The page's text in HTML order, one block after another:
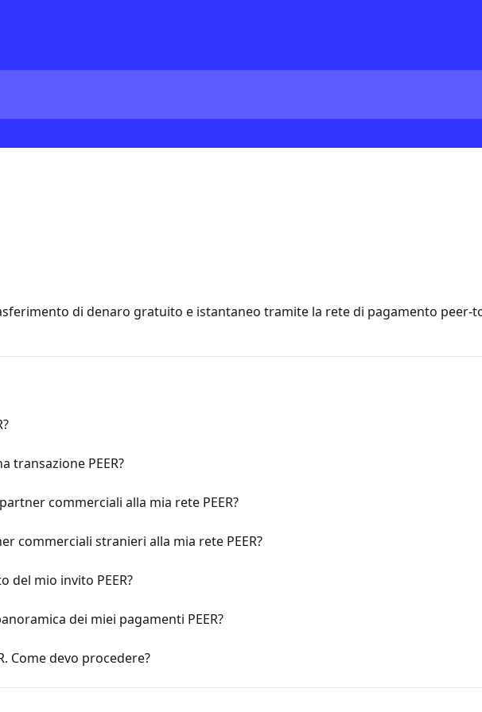
di denaro gratuito e istantaneo tramite la rete di pagamento peer-
transazione PEER?
commerciali alla mia rete PEER?
commerciali stranieri alla mia rete PEER?
del mio invito PEER?
dei miei pagamenti PEER?
Come devo procedere?